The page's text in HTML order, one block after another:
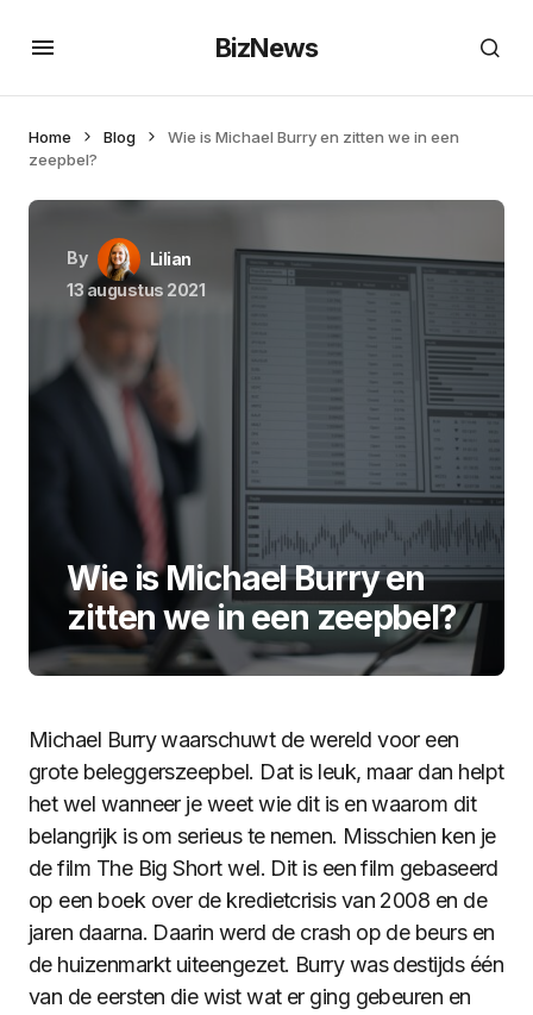
BizNews
Home Blog
Wie is Michael Burry en zitten we in een
zeepbel?
By
Lilian
13 augustus 2021
Wie is Michael Burry en
zitten we in een zeepbel?
Michael Burry waarschuwt de wereld voor een
grote beleggerszeepbel. Dat is leuk, maar dan helpt
het wel wanneer je weet wie dit is en waarom dit
belangrijk is om serieus te nemen. Misschien ken je
de film The Big Short wel. Dit is een film gebaseerd
op een boek over de kredietcrisis van 2008 en de
jaren daarna. Daarin werd de crash op de beurs en
de huizenmarkt uiteengezet. Burry was destijds één
van de eersten die wist wat er ging gebeuren en